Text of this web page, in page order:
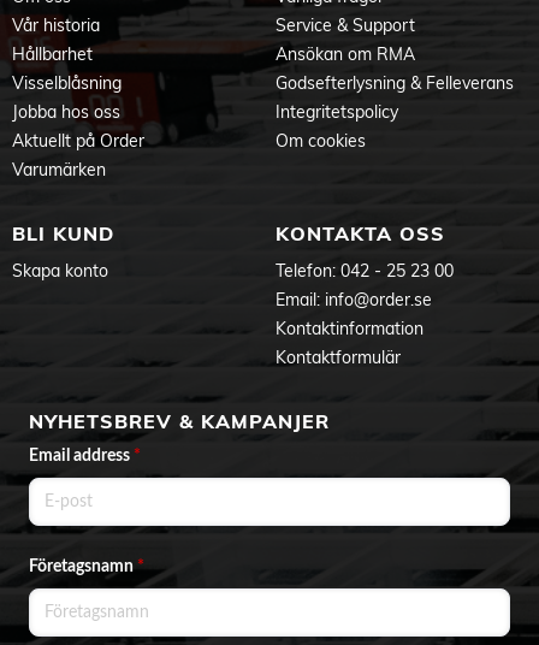
Vår historia
Hållbarhet
Visselblåsning
Jobba hos oss
Aktuellt på Order
Varumärken
Service & Support
Ansökan om RMA
Godsefterlysning & Felleverans
Integritetspolicy
Om cookies
BLI KUND
Skapa konto
KONTAKTA OSS
Telefon: 042 - 25 23 00
Email: info@order.se
Kontaktinformation
Kontaktformulär
NYHETSBREV & KAMPANJER
Email address *
Företagsnamn*